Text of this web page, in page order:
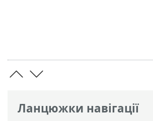
Ланцюжки навігації